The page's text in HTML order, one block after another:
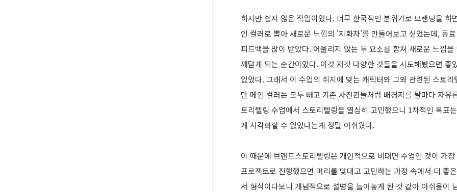
하지만 쉽지 않은 작업이었다. 너무 한국적인 분위기로 브랜딩을
인 컬러로 뽑아 새로운 느낌의 '지화자'를 만들어보고 싶었는데, 동
피드백을 많이 받았다. 어울리지 않는 두 요소를 합쳐 새로운 느낌
깨닫게 되는 순간이었다. 이것 저것 다양한 것들을 시도해봤으면
없었다. 그래서 이 수업의 취지에 맞는 캐릭터와 그와 관련된 스토
만 메인 컬러는 모두 빼고 기존 사진관들처럼 배경지를 탈마다 자
토리텔링 수업에서 스토리텔링을 열심히 고민했으니 1차적인 목표
게 시각화할 수 없었다는게 정말 아쉬웠다.
이 때문에 브랜드스토리텔링은 개인적으로 비대면 수업인 것이 가
프로젝트로 진행했으면 머리를 맞대고 고민하는 과정 속에서 더 좋
서 형식이다보니 개념적으로 설명을 늘어놓게 된 것 같아 아쉬움이